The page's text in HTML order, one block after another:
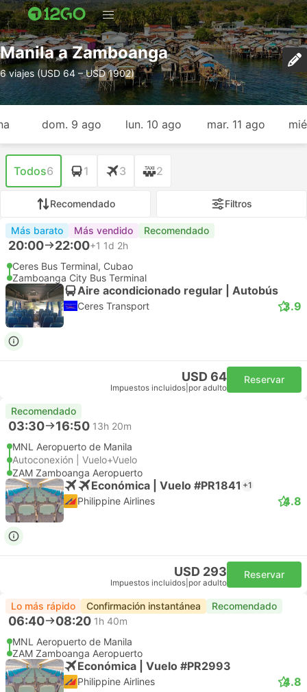
Manila a Zamboanga
6 viajes (USD 64 – USD 1902)
dom. 9 ago lun. 10 ago mar. 11 ago
Todos6 1 3 2
Recomendado Filtros
Más barato Más vendido Recomendado
20:00 22:00+1 1d 2h
Ceres Bus Terminal, Cubao
Zamboanga City Bus Terminal
Aire acondicionado regular | Autobús
Ceres Transport 3.9
USD 64
Impuestos incluidos por adulto
Reservar
Recomendado
03:30 16:50 13h 20m
MNL Aeropuerto de Manila
Autoconexión | Vuelo+Vuelo
ZAM Zamboanga Aeropuerto
Económica | Vuelo #PR1841 +1
Philippine Airlines 4.8
USD 293
Impuestos incluidos por adulto
Reservar
Lo más rápido Confirmación instantánea Recomendado
06:40 08:20 1h 40m
MNL Aeropuerto de Manila
ZAM Zamboanga Aeropuerto
Económica | Vuelo #PR2993
Philippine Airlines 4.8